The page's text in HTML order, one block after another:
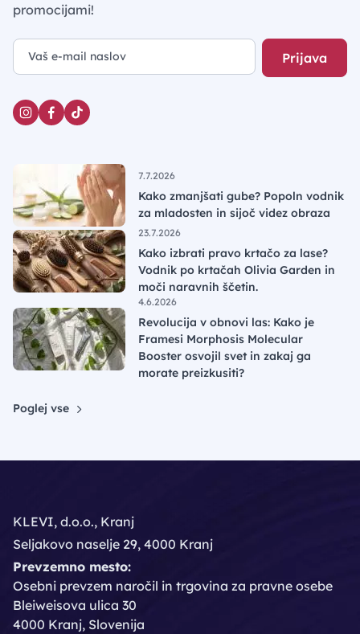
promocijami!
Prijava
7.7.2026
Kako zmanjšati gube? Popoln vodnik
za mladosten in sijoč videz obraza
23.7.2026
Kako izbrati pravo krtačo za lase?
Vodnik po krtačah Olivia Garden in
moči naravnih ščetin.
4.6.2026
Revolucija v obnovi las: Kako je
Framesi Morphosis Molecular
Booster osvojil svet in zakaj ga
morate preizkusiti?
Poglej vse
KLEVI, d.o.o., Kranj
Seljakovo naselje 29, 4000 Kranj
Prevzemno mesto:
Osebni prevzem naročil in trgovina za pravne osebe
Bleiweisova ulica 30
4000 Kranj, Slovenija